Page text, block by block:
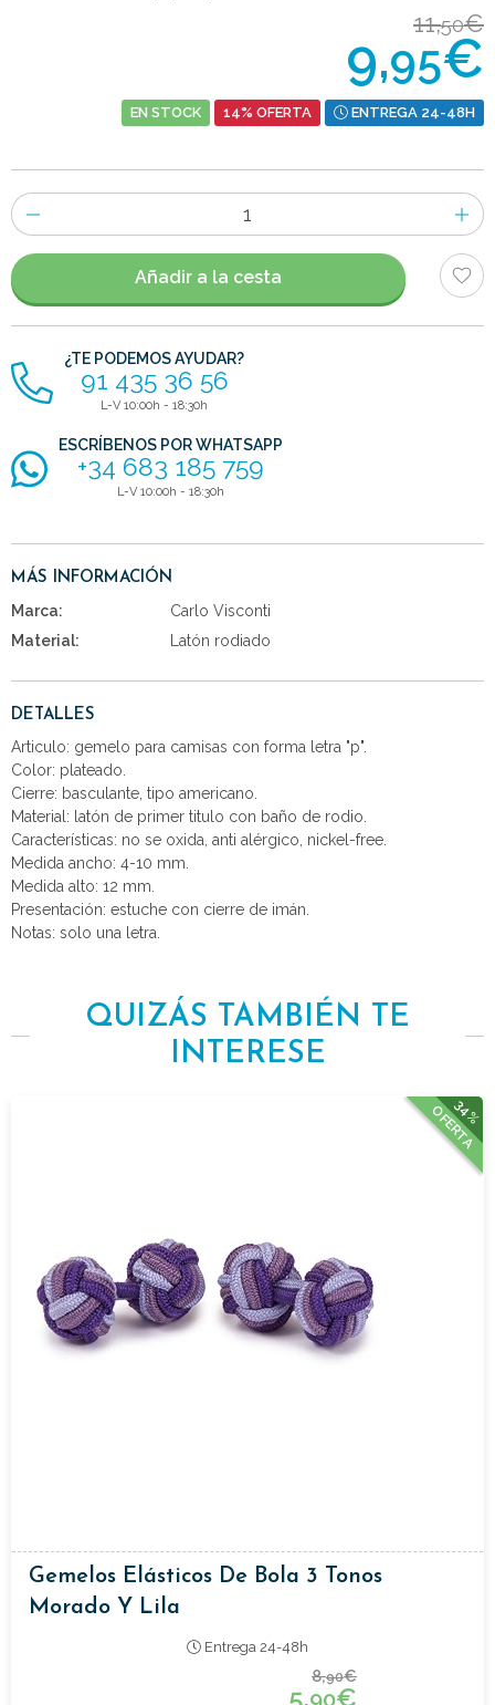
11,50€
9,95€
EN STOCK 14% OFERTA ENTREGA 24-48H
Número
de
artículos
Añadir a la cesta
¿TE PODEMOS AYUDAR?
91 435 36 56
L-V 10:00h - 18:30h
ESCRÍBENOS POR WHATSAPP
+34 683 185 759
L-V 10:00h - 18:30h
MÁS INFORMACIÓN
Marca:
Carlo Visconti
Material:
Latón rodiado
DETALLES
Articulo: gemelo para camisas con forma letra "p".
Color: plateado.
Cierre: basculante, tipo americano.
Material: latón de primer titulo con baño de rodio.
Características: no se oxida, anti alérgico, nickel-free.
Medida ancho: 4-10 mm.
Medida alto: 12 mm.
Presentación: estuche con cierre de imán.
Notas: solo una letra.
QUIZÁS TAMBIÉN TE
INTERESE
34%
OFERTA
Gemelos Elásticos De Bola 3 Tonos
Morado Y Lila
Entrega 24-48h
8,90€
5,90€